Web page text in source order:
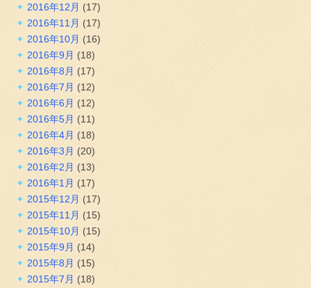
2016年12月 (17)
2016年11月 (17)
2016年10月 (16)
2016年9月 (18)
2016年8月 (17)
2016年7月 (12)
2016年6月 (12)
2016年5月 (11)
2016年4月 (18)
2016年3月 (20)
2016年2月 (13)
2016年1月 (17)
2015年12月 (17)
2015年11月 (15)
2015年10月 (15)
2015年9月 (14)
2015年8月 (15)
2015年7月 (18)